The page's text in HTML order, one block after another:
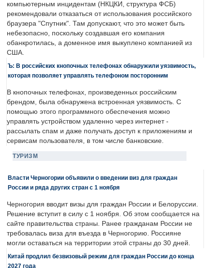
компьютерным инцидентам (НКЦКИ, структура ФСБ)
рекомендовали отказаться от использования российского
браузера "Спутник". Там допускают, что это может быть
небезопасно, поскольку создавшая его компания
обанкротилась, а доменное имя выкуплено компанией из
США.
Ъ: В российских кнопочных телефонах обнаружили уязвимость,
которая позволяет управлять телефоном посторонним
В кнопочных телефонах, произведенных российским
брендом, была обнаружена встроенная уязвимость. С
помощью этого программного обеспечения можно
управлять устройством удаленно через интернет -
рассылать спам и даже получать доступ к приложениям и
сервисам пользователя, в том числе банковские.
ТУРИЗМ
Власти Черногории объявили о введении виз для граждан
России и ряда других стран с 1 ноября
Черногория вводит визы для граждан России и Белоруссии.
Решение вступит в силу с 1 ноября. Об этом сообщается на
сайте правительства страны. Ранее гражданам России не
требовалась виза для въезда в Черногорию. Россияне
могли оставаться на территории этой страны до 30 дней.
Китай продлил безвизовый режим для граждан России до конца
2027 года